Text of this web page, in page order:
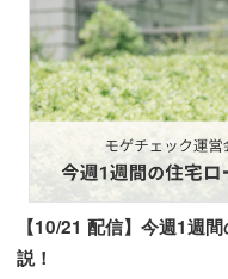
【10/21 配信】今週1週
説！